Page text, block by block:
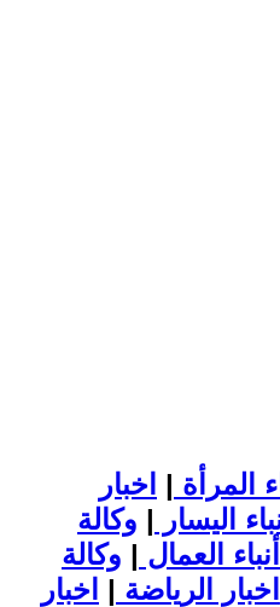
المرأة | اخبار
اليسار | وكالة
العمال | وكالة
اخبار الرياضة | اخبار